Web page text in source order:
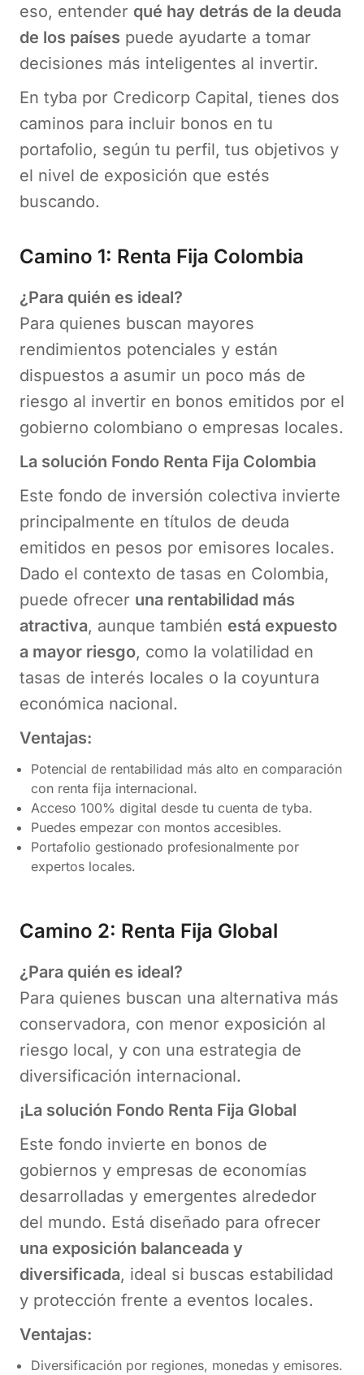
eso, entender qué hay detrás de la deuda
de los países puede ayudarte a tomar
decisiones más inteligentes al invertir.
En tyba por Credicorp Capital, tienes dos
caminos para incluir bonos en tu
portafolio, según tu perfil, tus objetivos y
el nivel de exposición que estés
buscando.
Camino 1: Renta Fija Colombia
¿Para quién es ideal?
Para quienes buscan mayores
rendimientos potenciales y están
dispuestos a asumir un poco más de
riesgo al invertir en bonos emitidos por el
gobierno colombiano o empresas locales.
La solución Fondo Renta Fija Colombia
Este fondo de inversión colectiva invierte
principalmente en títulos de deuda
emitidos en pesos por emisores locales.
Dado el contexto de tasas en Colombia,
puede ofrecer una rentabilidad más
atractiva, aunque también está expuesto
a mayor riesgo, como la volatilidad en
tasas de interés locales o la coyuntura
económica nacional.
Ventajas:
Potencial de rentabilidad más alto en comparación
con renta fija internacional.
Acceso 100% digital desde tu cuenta de tyba.
Puedes empezar con montos accesibles.
Portafolio gestionado profesionalmente por
expertos locales.
Camino 2: Renta Fija Global
¿Para quién es ideal?
Para quienes buscan una alternativa más
conservadora, con menor exposición al
riesgo local, y con una estrategia de
diversificación internacional.
¡La solución Fondo Renta Fija Global
Este fondo invierte en bonos de
gobiernos y empresas de economías
desarrolladas y emergentes alrededor
del mundo. Está diseñado para ofrecer
una exposición balanceada y
diversificada, ideal si buscas estabilidad
y protección frente a eventos locales.
Ventajas:
Diversificación por regiones, monedas y emisores.